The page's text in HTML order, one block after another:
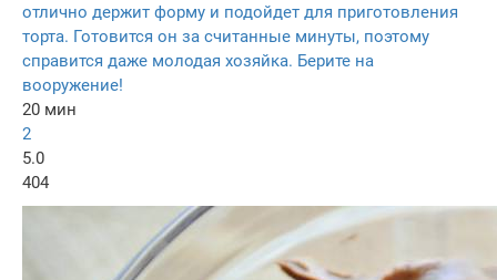
отлично держит форму и подойдет для приготовления
торта. Готовится он за считанные минуты, поэтому
справится даже молодая хозяйка. Берите на
вооружение!
20 мин
2
5.0
404